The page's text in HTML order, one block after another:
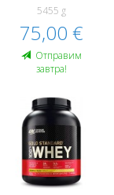
5455 g
75,00 €
Oтправим
завтра!